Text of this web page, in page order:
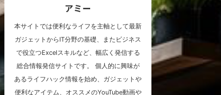
アミー
本サイトでは便利なライフを主軸として最新
ガジェットからIT分野の基礎、またビジネス
で役立つExcelスキルなど、幅広く発信する
総合情報発信サイトです。 個人的に興味が
あるライフハック情報を始め、ガジェットや
便利なアイテム、オススメのYouTube動画や